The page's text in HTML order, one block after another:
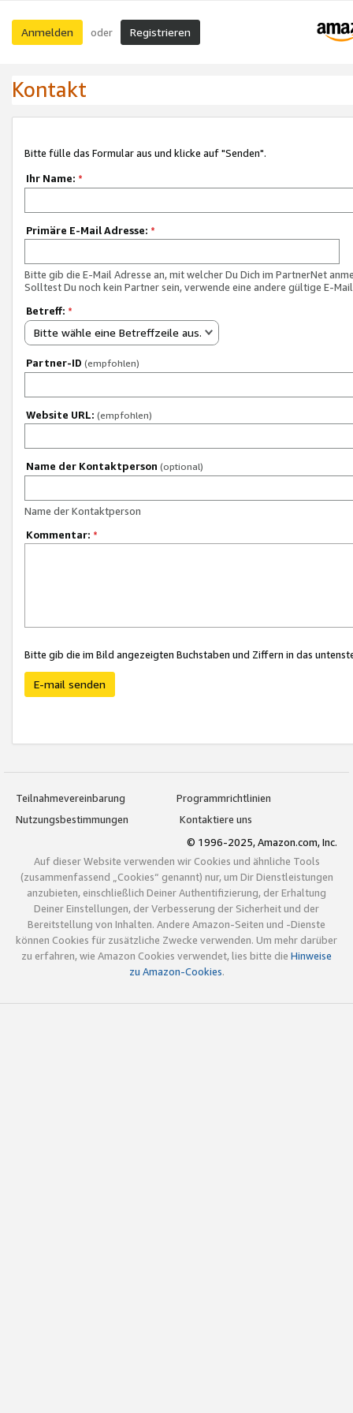
Anmelden oder Registrieren
Kontakt
Bitte fülle das Formular aus und klicke auf "Senden".
Ihr Name: *
Primäre E-Mail Adresse: *
Bitte gib die E-Mail Adresse an, mit welcher Du Dich im PartnerNet
Solltest Du noch kein Partner sein, verwende eine andere gültige E-
Betreff: *
Bitte wähle eine Betreffzeile aus.
Partner-ID (empfohlen)
Website URL: (empfohlen)
Name der Kontaktperson (optional)
Name der Kontaktperson
Kommentar: *
Bitte gib die im Bild angezeigten Buchstaben und Ziffern in das
E-mail senden
Teilnahmevereinbarung
Programmrichtlinien
Nutzungsbestimmungen
Kontaktiere uns
© 1996-2025, Amazon.com, Inc.
Auf dieser Website verwenden wir Cookies und ähnliche Tools
(zusammenfassend „Cookies“ genannt) nur, um Dir Dienstleistungen
anzubieten, einschließlich Deiner Authentifizierung, der Erhaltung
Deiner Einstellungen, der Verbesserung der Sicherheit und der
Bereitstellung von Inhalten. Andere Amazon-Seiten und -Dienste
können Cookies für zusätzliche Zwecke verwenden. Um mehr darüber
zu erfahren, wie Amazon Cookies verwendet, lies bitte die Hinweise
zu Amazon-Cookies.